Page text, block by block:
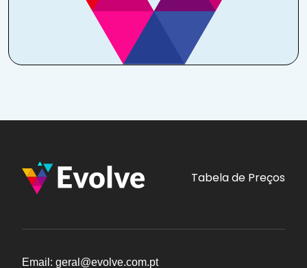
Tabela de Preços
Email: geral@evolve.com.pt